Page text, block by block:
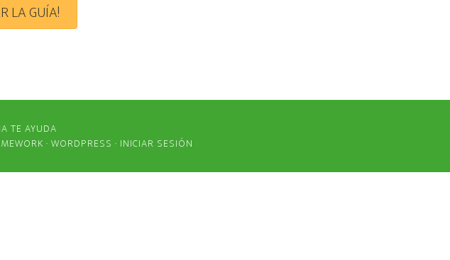
LA GUÍA!
TE AYUDA
· WORDPRESS · INICIAR SESIÓN